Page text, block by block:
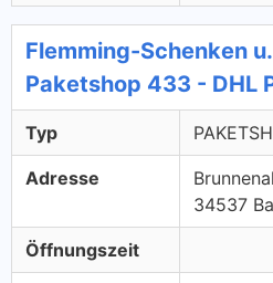
Flemming-Schenken
Paketshop 433 - DHL
Typ
Adresse
34537
Öffnungszeit